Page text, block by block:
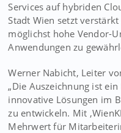
Services auf hybriden
Stadt Wien setzt
möglichst hohe Vendor-
Anwendungen zu
Werner Nabicht, Leiter
„Die Auszeichnung ist
innovative Lösungen im
zu entwickeln. Mit
Mehrwert für